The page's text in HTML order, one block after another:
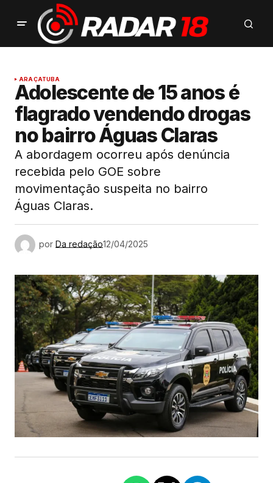
ARAÇATUBA
Adolescente de 15 anos é
flagrado vendendo drogas
no bairro Águas Claras
A abordagem ocorreu após denúncia
recebida pelo GOE sobre
movimentação suspeita no bairro
Águas Claras.
por Da redação12/04/2025